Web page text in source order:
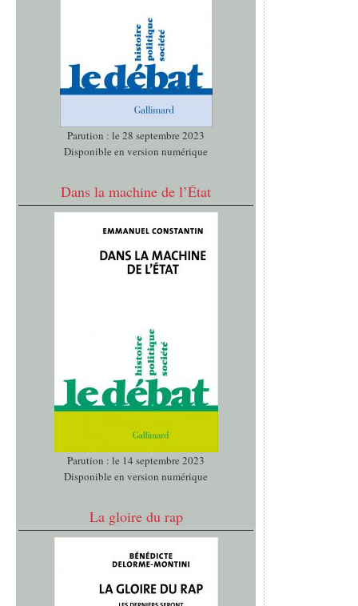
Parution : le 28 septembre 2023
Disponible en version numérique
Dans la machine de l’État
Parution : le 14 septembre 2023
Disponible en version numérique
La gloire du rap